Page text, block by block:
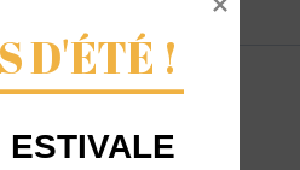
D'ÉTÉ !
ESTIVALE